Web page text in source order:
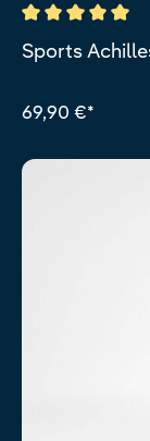
Sports
69,90 €*